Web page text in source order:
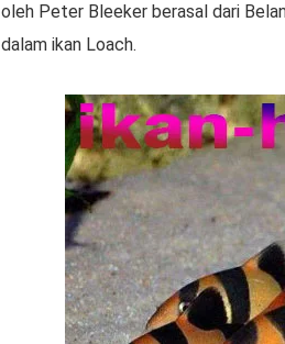
oleh Peter Bleeker berasal dari
dalam ikan Loach.